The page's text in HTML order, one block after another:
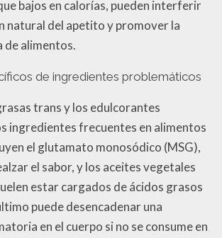
bajos en calorías, pueden interferir
natural del apetito y promover la
de alimentos.
de ingredientes problemáticos
trans y los edulcorantes
ingredientes frecuentes en alimentos
el glutamato monosódico (MSG),
el sabor, y los aceites vegetales
estar cargados de ácidos grasos
puede desencadenar una
en el cuerpo si no se consume en